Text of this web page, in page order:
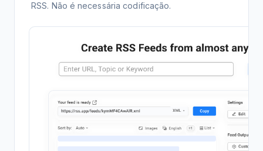
RSS. Não é necessária codificação.